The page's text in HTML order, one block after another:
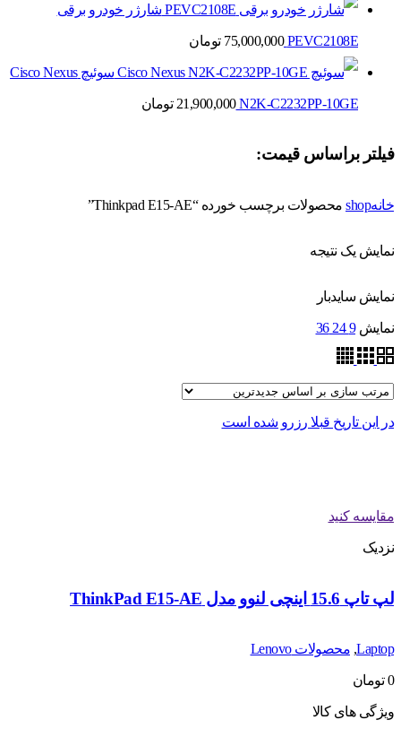
شارژر خودرو برقی
PEVC2108E
75,000,000 تومان
سوئیچ Cisco Nexus
N2K-C2232PP-10GE
21,900,000 تومان
فیلتر براساس قیمت:
خانهshop محصولات برچسب خورده “Thinkpad E15-AE”
نمایش یک نتیجه
نمایش سایدبار
نمایش 9
24
36
در این تاریخ قبلا رزرو شده است
مقایسه کنید
نزدیک
لپ تاپ 15.6 اینچی لنوو مدل ThinkPad E15-AE
Laptop
, محصولات Lenovo
0 تومان
ویژگی های کالا